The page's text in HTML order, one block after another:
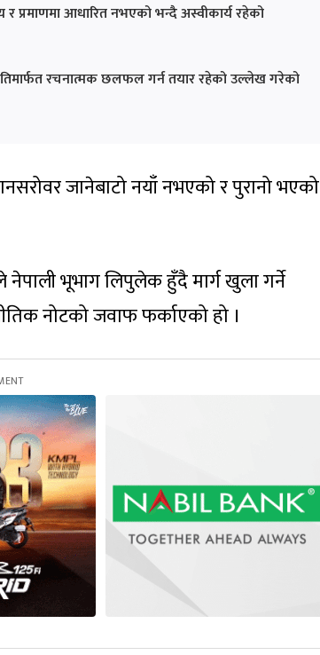
प्रमाणमा आधारित नभएको भन्दै अस्वीकार्य रहेको
रचनात्मक छलफल गर्न तयार रहेको उल्लेख गरेको
जानेबाटो नयाँ नभएको र पुरानो भएको
भूभाग लिपुलेक हुँदै मार्ग खुला गर्ने
नोटको जवाफ फर्काएको हो ।